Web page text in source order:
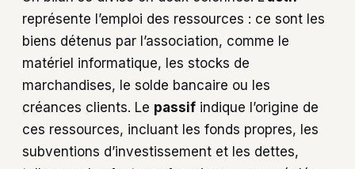
représente l’emploi des ressources : ce sont les
biens détenus par l’association, comme le
matériel informatique, les stocks de
marchandises, le solde bancaire ou les
créances clients. Le passif indique l’origine de
ces ressources, incluant les fonds propres, les
subventions d’investissement et les dettes,